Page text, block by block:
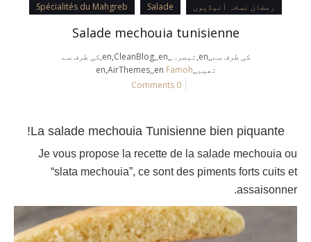
رمضان نسخہ آئیڈیوں Salade
Spécialités du Mahgreb
Salade mechouia tunisienne
کی طرف سے,,en,تبصرہ,,en,CleanBlog,,en,کی طرف سے
تھیم,,en,AirThemes,,enFamoh
0 Comments
La salade mechouia Tunisienne bien piquante!
Je vous propose la recette de la salade mechouia ou
“slata mechouia”, ce sont des piments forts cuits et
assaisonner.